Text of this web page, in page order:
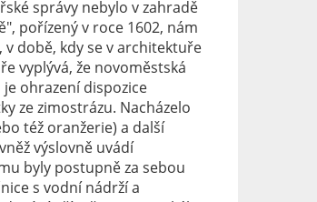
správy nebylo v zahradě
pořízený v roce 1602, nám
době, kdy se v architektuře
vyplývá, že novoměstská
ohrazení dispozice
ze zimostrázu. Nacházelo
též oranžerie) a další
výslovně uvádí
byly postupně za sebou
s vodní nádrží a